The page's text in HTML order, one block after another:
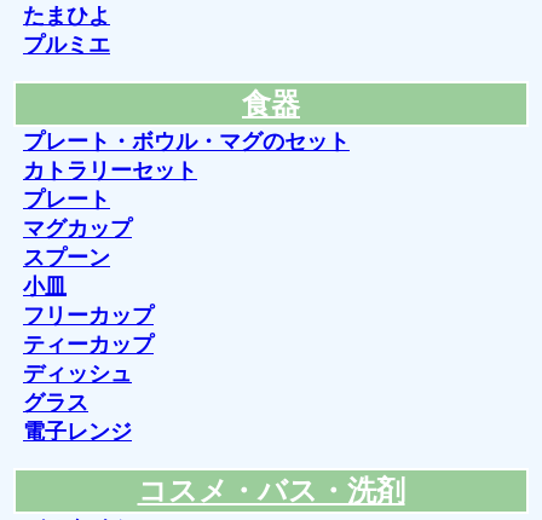
たまひよ
プルミエ
食器
プレート・ボウル・マグのセット
カトラリーセット
プレート
マグカップ
スプーン
小皿
フリーカップ
ティーカップ
ディッシュ
グラス
電子レンジ
コスメ・バス・洗剤